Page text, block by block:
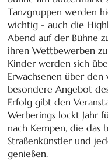
Tanzgruppen werden
wichtig - auch die
Abend auf der Bühne
ihren Wettbewerben
Kinder werden sich
Erwachsenen über
besondere Angebot
Erfolg gibt den
Werberings lockt Jahr
nach Kempen, die das
Straßenkünstler und
genießen.